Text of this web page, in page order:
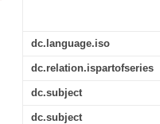
dc.language.iso
dc.relation.ispartofseries
dc.subject
dc.subject